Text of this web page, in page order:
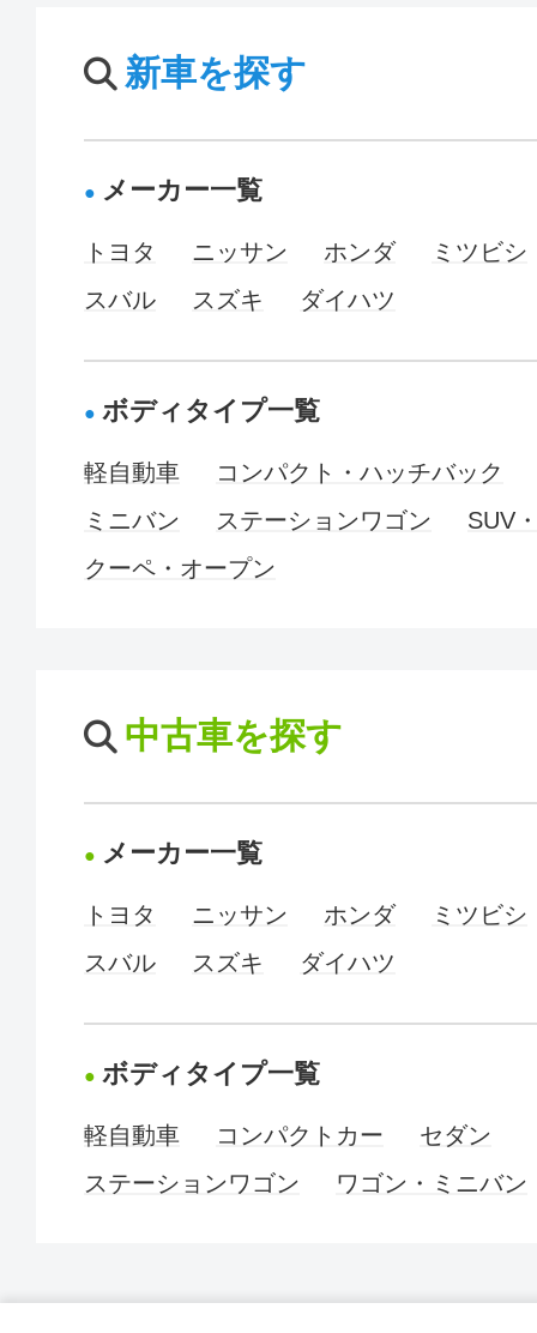
新車を探す
メーカー一覧
トヨタ ニッサン ホンダ
ミツビシ
スバル
スズキ ダイハツ
ボディタイプ一覧
軽自動車
コンパクト・ハッチバック
ミニバン
ステーションワゴン
SUV
クーペ・オープン
中古車を探す
メーカー一覧
トヨタ ニッサン ホンダ
ミツビシ
スバル
スズキ ダイハツ
ボディタイプ一覧
軽自動車 コンパクトカー
セダン
ステーションワゴン
ワゴン・ミニバン